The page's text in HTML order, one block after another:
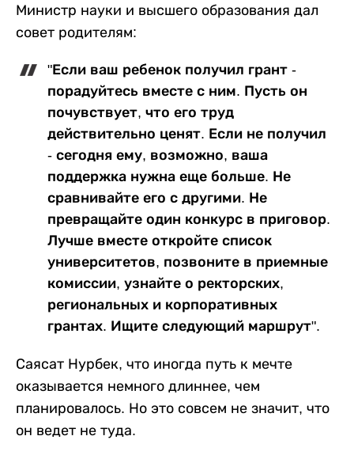
Министр науки и высшего образования дал
совет родителям:
"Если ваш ребенок получил грант -
порадуйтесь вместе с ним. Пусть он
почувствует, что его труд
действительно ценят. Если не получил
- сегодня ему, возможно, ваша
поддержка нужна еще больше. Не
сравнивайте его с другими. Не
превращайте один конкурс в приговор.
Лучше вместе откройте список
университетов, позвоните в приемные
комиссии, узнайте о ректорских,
региональных и корпоративных
грантах. Ищите следующий маршрут".
Саясат Нурбек, что иногда путь к мечте
оказывается немного длиннее, чем
планировалось. Но это совсем не значит, что
он ведет не туда.